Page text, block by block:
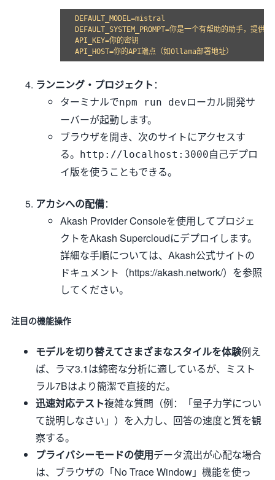
DEFAULT_MODEL=mistral
DEFAULT_SYSTEM_PROMPT=你是一个有帮助的助手，提供
API_KEY=你的密钥
ランニング・プロジェクト：
ターミナルでnpm run devローカル開発サ
ーバーが起動します。
ブラウザを開き、次のサイトにアクセスす
る。 http://localhost:3000自己デプロ
イ版を使うこともできる。
アカシへの配備：
Akash Provider Consoleを使用してプロジェ
クトをAkash Supercloudにデプロイします。
詳細な手順については、Akash公式サイトの
ドキュメント（https://akash.network/）を参照
してください。
注目の機能操作
モデルを切り替えてさまざまなスタイルを体験例え
ば、ラマ3.1は綿密な分析に適しているが、ミスト
ラル7Bはより簡潔で直接的だ。
迅速対応テスト複雑な質問（例：「量子力学につい
て説明しなさい」）を入力し、回答の速度と質を観
察する。
プライバシーモードの使用データ流出が心配な場合
は、ブラウザの「No Trace Window」機能を使っ